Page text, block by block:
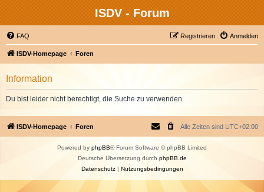
ISDV - Forum
FAQ Anmelden
Registrieren
ISDV-Homepage Foren
Information
Du bist leider nicht berechtigt, die Suche zu verwenden.
ISDV-Homepage Foren Alle Zeiten sind UTC+02:00
Powered by phpBB® Forum Software © phpBB Limited
Deutsche Übersetzung durch phpBB.de
Datenschutz| Nutzungsbedingungen